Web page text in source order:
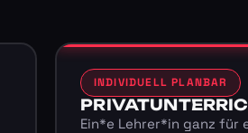
INDIVIDUELL PLANBAR
Ein*e Lehrer*in ganz für